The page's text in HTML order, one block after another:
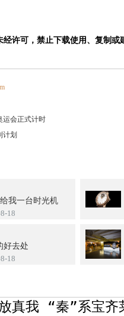
许可，禁止下载使用、复制或
运会正式计时
计划
我一台时光机
18
好去处
18